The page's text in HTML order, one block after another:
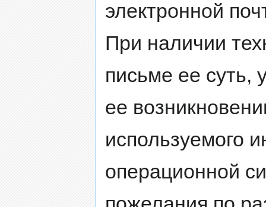
электронной
При наличии
письме ее суть,
ее
используемого
операционной